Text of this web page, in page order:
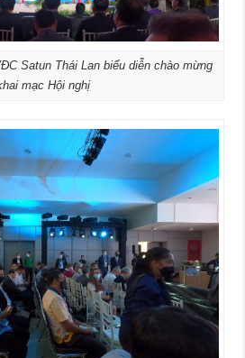
Satun Thái Lan biểu diễn chào mừng
mạc Hội nghị